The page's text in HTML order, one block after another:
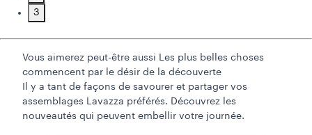
3
Vous aimerez peut-être aussi Les plus belles choses
commencent par le désir de la découverte
Il y a tant de façons de savourer et partager vos
assemblages Lavazza préférés. Découvrez les
nouveautés qui peuvent embellir votre journée.